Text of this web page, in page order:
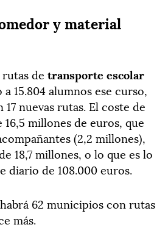
y material
de transporte escolar
15.804 alumnos ese curso,
nuevas rutas. El coste de
millones de euros, que
(2,2 millones),
18,7 millones, o lo que es lo
diario de 108.000 euros.
62 municipios con rutas
más.